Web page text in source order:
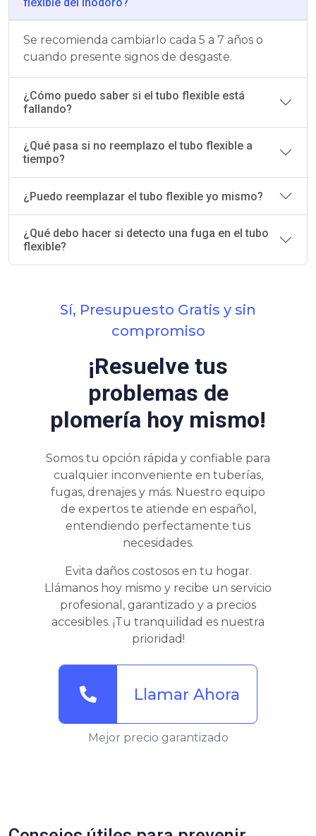
Se recomienda cambiarlo cada 5 a 7 años o
cuando presente signos de desgaste.
¿Cómo puedo saber si el tubo flexible está
fallando?
¿Qué pasa si no reemplazo el tubo flexible a
tiempo?
¿Puedo reemplazar el tubo flexible yo mismo?
¿Qué debo hacer si detecto una fuga en el tubo
flexible?
Sí, Presupuesto Gratis y sin
compromiso
¡Resuelve tus
problemas de
plomería hoy mismo!
Somos tu opción rápida y confiable para
cualquier inconveniente en tuberías,
fugas, drenajes y más. Nuestro equipo
de expertos te atiende en español,
entendiendo perfectamente tus
necesidades.
Evita daños costosos en tu hogar.
Llámanos hoy mismo y recibe un servicio
profesional, garantizado y a precios
accesibles. ¡Tu tranquilidad es nuestra
prioridad!
Llamar Ahora
Mejor precio garantizado